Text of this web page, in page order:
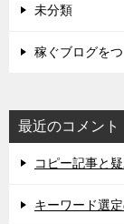
未分類
稼ぐブログを
最近のコメント
コピー記事と
キーワード選